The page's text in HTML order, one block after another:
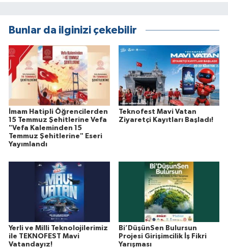
Bunlar da ilginizi çekebilir
İmam Hatipli Öğrencilerden
15 Temmuz Şehitlerine Vefa
"Vefa Kaleminden 15
Temmuz Şehitlerine" Eseri
Yayımlandı
Teknofest Mavi Vatan
Ziyaretçi Kayıtları Başladı!
Yerli ve Milli Teknolojilerimiz
ile TEKNOFEST Mavi
Vatandayız!
Bi’DüşünSen Bulursun
Projesi Girişimcilik İş Fikri
Yarışması